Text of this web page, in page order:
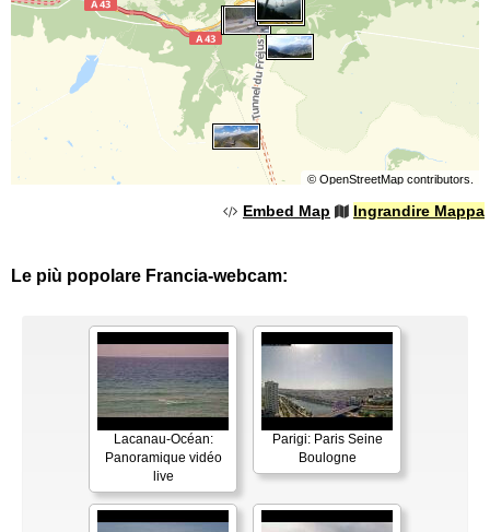
© OpenStreetMapcontributors.
Embed Map Ingrandire Mappa
Le più popolare Francia-webcam:
Lacanau-Océan:
Panoramique vidéo
live
Parigi: Paris Seine
Boulogne